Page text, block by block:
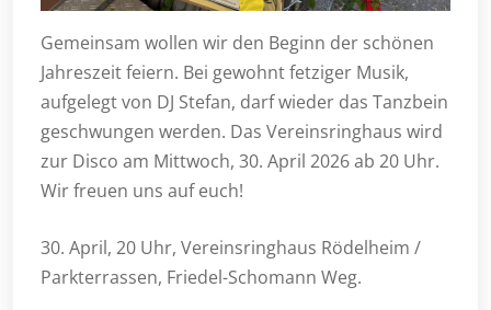
Gemeinsam wollen wir den Beginn der schönen
Jahreszeit feiern. Bei gewohnt fetziger Musik,
aufgelegt von DJ Stefan, darf wieder das Tanzbein
geschwungen werden. Das Vereinsringhaus wird
zur Disco am Mittwoch, 30. April 2026 ab 20 Uhr.
Wir freuen uns auf euch!
30. April, 20 Uhr, Vereinsringhaus Rödelheim /
Parkterrassen, Friedel-Schomann Weg.